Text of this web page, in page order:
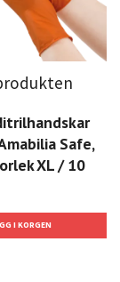
Safe,
XL / 10